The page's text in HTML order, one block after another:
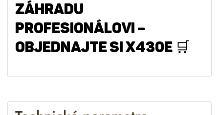
ZÁHRADU
PROFESIONÁLOVI –
OBJEDNAJTE SI X430E 🛒